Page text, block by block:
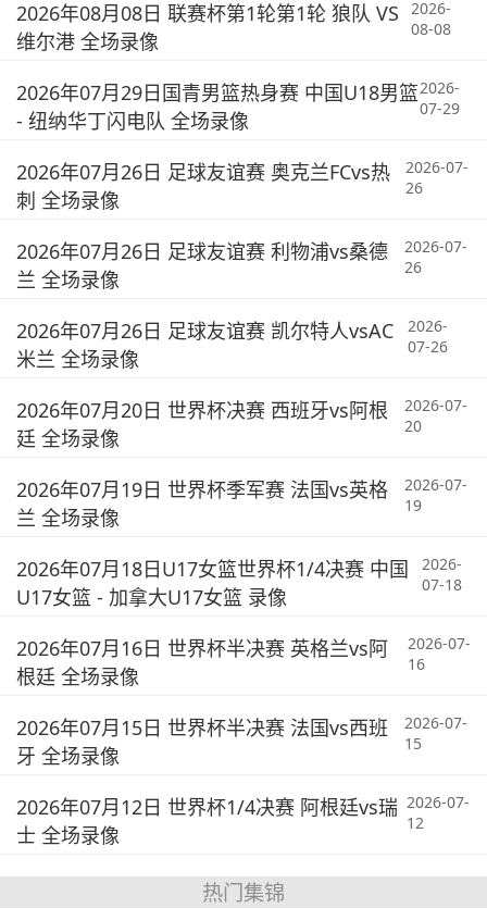
2026年08月08日 联赛杯第1轮第1轮 狼队 VS
维尔港 全场录像
2026-
08-08
2026年07月29日国青男篮热身赛 中国U18男篮
- 纽纳华丁闪电队 全场录像
2026-
07-29
2026年07月26日 足球友谊赛 奥克兰FCvs热
刺 全场录像
2026-07-
26
2026年07月26日 足球友谊赛 利物浦vs桑德
兰 全场录像
2026-07-
26
2026年07月26日 足球友谊赛 凯尔特人vsAC
米兰 全场录像
2026-
07-26
2026年07月20日 世界杯决赛 西班牙vs阿根
廷 全场录像
2026-07-
20
2026年07月19日 世界杯季军赛 法国vs英格
兰 全场录像
2026-07-
19
2026年07月18日U17女篮世界杯1/4决赛 中国
U17女篮 - 加拿大U17女篮 录像
2026-
07-18
2026年07月16日 世界杯半决赛 英格兰vs阿
根廷 全场录像
2026-07-
16
2026年07月15日 世界杯半决赛 法国vs西班
牙 全场录像
2026-07-
15
2026年07月12日 世界杯1/4决赛 阿根廷vs瑞
士 全场录像
2026-07-
12
热门集锦